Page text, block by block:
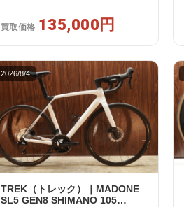
買取価格 135,000円
2026/8/4
TREK（トレック）｜MADONE
SL5 GEN8 SHIMANO 105